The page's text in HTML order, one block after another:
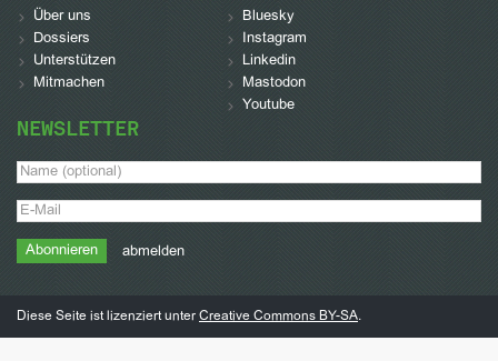
Über uns
Dossiers
Unterstützen
Mitmachen
Bluesky
Instagram
Linkedin
Mastodon
Youtube
NEWSLETTER
abmelden
Diese Seite ist lizenziert unter Creative Commons BY-SA.